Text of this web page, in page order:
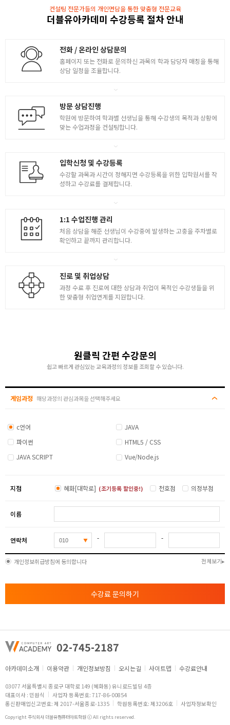
컨설팅 전문가들의 개인면담을 통한 맞춤형 전문교육
더블유아카데미 수강등록 절차 안내
전화 / 온라인 상담문의
홈페이지 또는 전화로 문의하신 과목의 학과 담당자 매칭을 통해
상담 일정을 조율합니다.
방문 상담진행
학원에 방문하여 학과별 선생님을 통해 수강생의 목적과 상황에
맞는 수업과정을 컨설팅합니다.
입학신청 및 수강등록
수강할 과목과 시간이 정해지면 수강등록을 위한 입학원서를 작
성하고 수강료를 결제합니다.
1:1 수업진행 관리
처음 상담을 해준 선생님이 수강중에 발생하는 고충을 주차별로
확인하고 끝까지 관리합니다.
진로 및 취업상담
과정 수료 후 진로에 대한 상담과 취업이 목적인 수강생들을 위
한 맞춤형 취업연계를 지원합니다.
원클릭 간편 수강문의
쉽고 빠르게 관심있는 교육과정의 정보를 조회할 수 있습니다.
게임과정 해당과정의 관심과목을 선택해주세요
c언어
JAVA
파이썬
HTML5 / CSS
JAVA SCRIPT
Vue/Node.js
지점 혜화[대학로] (조기등록 할인중!) 천호점 의정부점
이름
연락처 - -
개인정보취급방침에 동의합니다 전체보기
수강료 문의하기
02-745-2187
아카데미소개 이용약관 개인정보방침 오시는길 사이트맵 수강료안내
03077 서울특별시 종로구 대학로 149 (혜화동) 유니로드빌딩 4층
대표이사 : 민원식
사업자 등록번호: 717-86-00854
통신판매업신고번호: 제 2017-서울종로-1335
학원등록번호: 제3206호 사업자정보확인
Copyright 주식회사 더블유컴퓨터아트학원 ⓒ All rights reserved.